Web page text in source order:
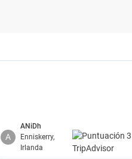
A
ANiDh
Enniskerry,
Irlanda